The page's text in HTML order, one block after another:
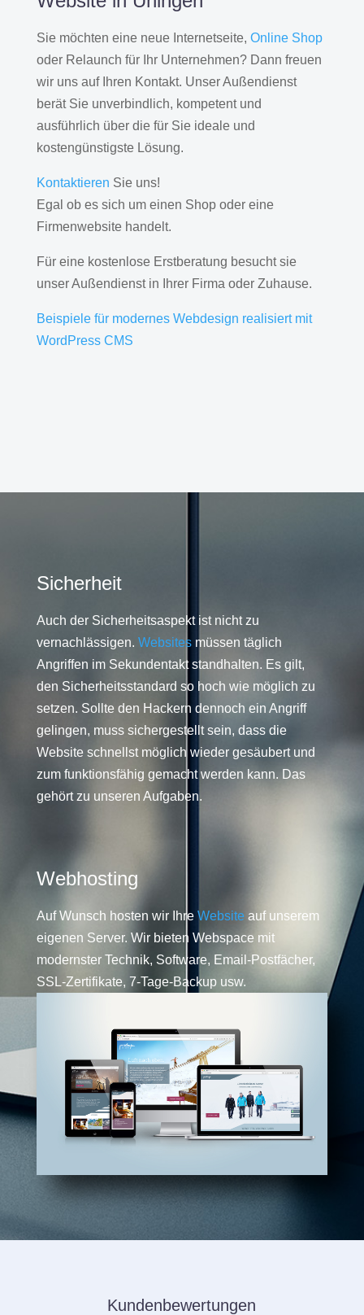
Sie möchten eine neue Internetseite, Online Shop
oder Relaunch für Ihr Unternehmen? Dann freuen
wir uns auf Ihren Kontakt. Unser Außendienst
berät Sie unverbindlich, kompetent und
ausführlich über die für Sie ideale und
kostengünstigste Lösung.
Kontaktieren Sie uns!
Egal ob es sich um einen Shop oder eine
Firmenwebsite handelt.
Für eine kostenlose Erstberatung besucht sie
unser Außendienst in Ihrer Firma oder Zuhause.
Beispiele für modernes Webdesign realisiert mit
WordPress CMS
Sicherheit
Auch der Sicherheitsaspekt ist nicht zu
vernachlässigen. Websitesmüssen täglich
Angriffen im Sekundentakt standhalten. Es gilt,
den Sicherheitsstandard so hoch wie möglich zu
setzen. Sollte den Hackern dennoch ein Angriff
gelingen, muss sichergestellt sein, dass die
Website schnellst möglich wieder gesäubert und
zum funktionsfähig gemacht werden kann. Das
gehört zu unseren Aufgaben.
Webhosting
Auf Wunsch hosten wir Ihre Website auf unserem
eigenen Server. Wir bieten Webspace mit
modernster Technik, Software, Email-Postfächer,
SSL-Zertifikate, 7-Tage-Backup usw.
Kundenbewertungen